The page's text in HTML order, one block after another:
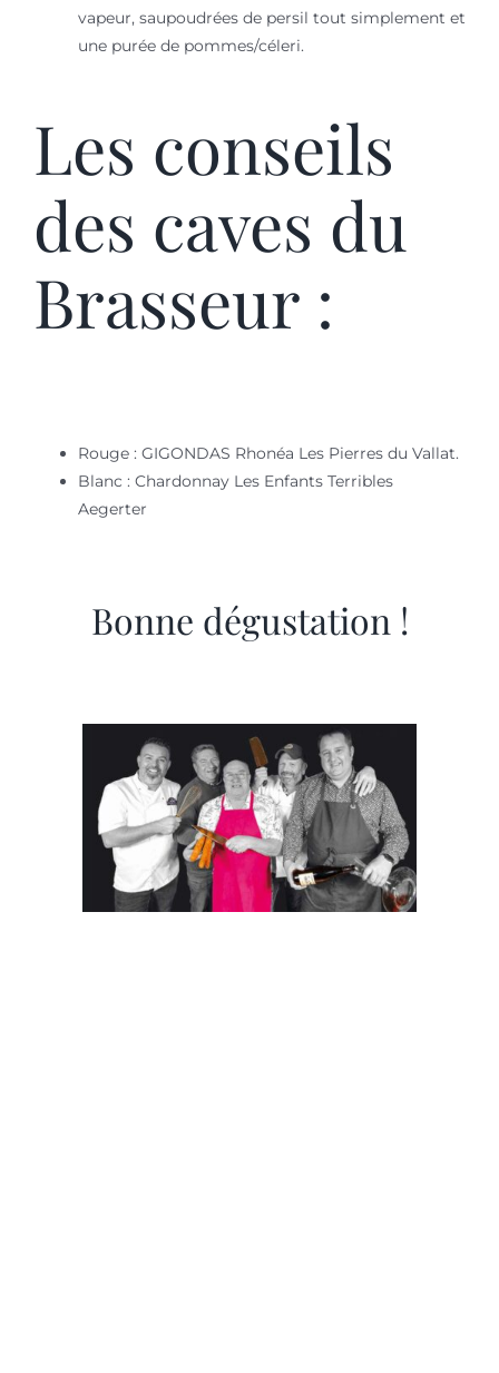
vapeur, saupoudrées de persil tout simplement et
une purée de pommes/céleri.
Les conseils
des caves du
Brasseur :
Rouge : GIGONDAS Rhonéa Les Pierres du Vallat.
Blanc : Chardonnay Les Enfants Terribles
Aegerter
Bonne dégustation !